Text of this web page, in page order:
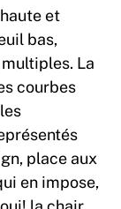
et
bas,
La
courbes
place aux
en impose,
la chair